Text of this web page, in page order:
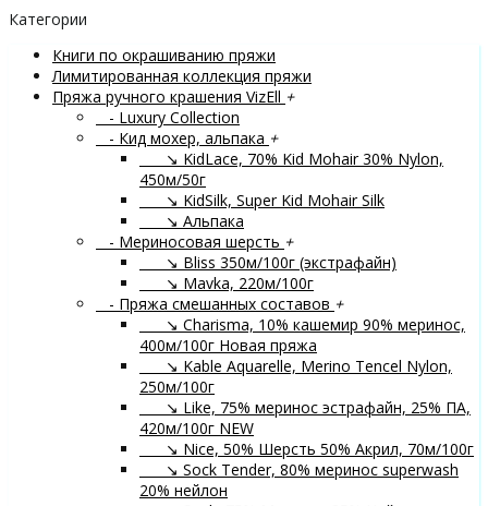
Категории
Книги по окрашиванию пряжи
Лимитированная коллекция пряжи
Пряжа ручного крашения VizEll +
- Luxury Collection
- Кид мохер, альпака +
↘ KidLace, 70% Kid Mohair 30% Nylon,
450м/50г
↘ KidSilk, Super Kid Mohair Silk
↘ Альпака
- Мериносовая шерсть +
↘ Bliss 350м/100г (экстрафайн)
↘ Mavka, 220м/100г
- Пряжа смешанных составов +
↘ Charisma, 10% кашемир 90% меринос,
400м/100г Новая пряжа
↘ Kable Aquarelle, Merino Tencel Nylon,
250м/100г
↘ Like, 75% меринос эстрафайн, 25% ПА,
420м/100г NEW
↘ Nice, 50% Шерсть 50% Акрил, 70м/100г
↘ Sock Tender, 80% меринос superwash
20% нейлон